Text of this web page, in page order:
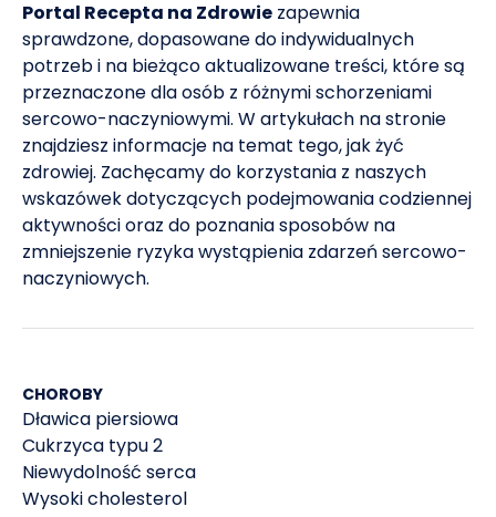
3 NHS. High blood pressure (hypertension). 2019.
4
Williams B et al. Eur Heart J. 2018;39(33):3021-3104.
World Health Organisation. A global brief on
hypertension Silent killer, public health crisis..
Published April 2013. Accessed
5
American Heart Association. Health Threats From
High Blood Pressure. 2019.
6
CDC. Effects of High Blood Pressure (Hypertension).
8
NHS. Atherosclerosis (arteriosclerosis). 2019.
Available at
https://www.nhs.uk/conditions/atherosclerosis/
Accessed on
Portal Recepta na Zdrowie zapewnia
sprawdzone, dopasowane do indywidualnych
potrzeb i na bieżąco aktualizowane treści, które są
przeznaczone dla osób z różnymi schorzeniami
sercowo-naczyniowymi. W artykułach na stronie
znajdziesz informacje na temat tego, jak żyć
zdrowiej. Zachęcamy do korzystania z naszych
wskazówek dotyczących podejmowania codziennej
aktywności oraz do poznania sposobów na
zmniejszenie ryzyka wystąpienia zdarzeń sercowo-
naczyniowych.
CHOROBY
Dławica piersiowa
Cukrzyca typu 2
Niewydolność serca
Wysoki cholesterol